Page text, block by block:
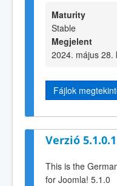
Maturity
Stable
Megjelent
2024. május 28.
Fájlok
Verzió 5.1.0.1
This is the
for Joomla! 5.1.0